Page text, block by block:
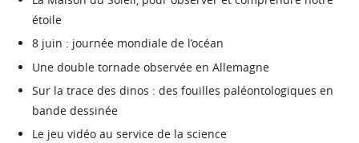
étoile
8 juin : journée mondiale de l’océan
Une double tornade observée en Allemagne
Sur la trace des dinos : des fouilles paléontologiques en
bande dessinée
Le jeu vidéo au service de la science